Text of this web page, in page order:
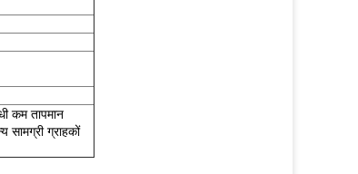
कम तापमान
सामग्री ग्राहकों